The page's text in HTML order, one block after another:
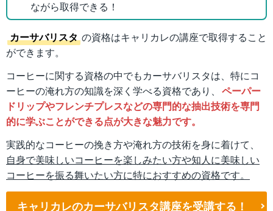
ながら取得できる！
カーサバリスタ の資格はキャリカレの講座で取得すること
ができます。
コーヒーに関する資格の中でもカーサバリスタは、特にコ
ーヒーの淹れ方の知識を深く学べる資格であり、 ペーパー
ドリップやフレンチプレスなどの専門的な抽出技術を専門
的に学ぶことができる点が大きな魅力です。
実践的なコーヒーの挽き方や淹れ方の技術を身に着けて、
自身で美味しいコーヒーを楽しみたい方や知人に美味しい
コーヒーを振る舞いたい方に特におすすめの資格です。
キャリカレのカーサバリスタ講座を受講する！